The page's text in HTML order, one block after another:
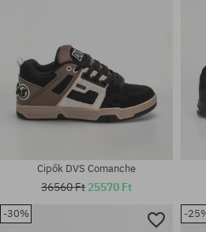
Cipők DVS Comanche
36560 Ft 25570 Ft
-30% -